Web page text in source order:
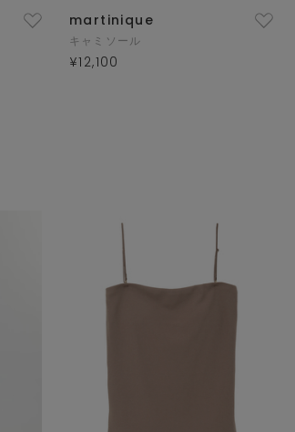
martinique
キャミソール
¥12,100